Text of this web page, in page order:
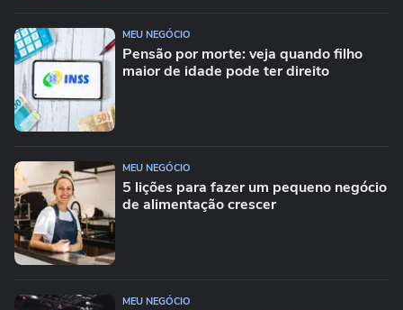
MEU NEGÓCIO
Pensão por morte: veja quando filho
maior de idade pode ter direito
MEU NEGÓCIO
5 lições para fazer um pequeno negócio
de alimentação crescer
MEU NEGÓCIO